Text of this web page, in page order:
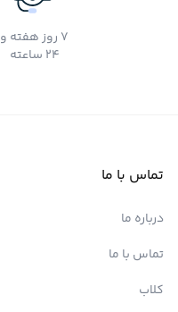
7 روز هفته و
24 ساعته
تماس با ما
درباره ما
تماس با ما
کلاب